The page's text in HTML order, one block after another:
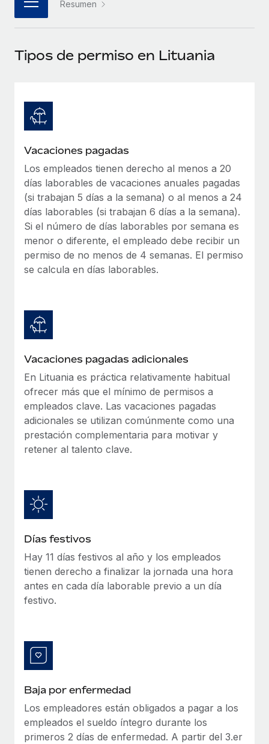
Conecta cualquier herramienta de IA con Remote
Optimiza los procesos con herramientas empresariales
SERVICIOS
Obtén ayuda de gente experta en RR. HH. globales
y cumplimiento normativo.
Comprobaciones de antecedentes
Simplifica los procesos de cribado de candidatos.
Cumplimiento normativo
Adelántate a los riesgos de cumplimiento
normativo.
en todo el mundo.
Abre entidades conforme a la legalidad enseguida.
Movilidad y reubicación
Reubica a los empleados con facilidad.
Prestaciones
Gestiona las prestaciones de los empleados sin
complicaciones.
Socios tecnológicos estratégicos
Integra la gestión de los RR. HH. globales en tu
Asociarse
Consultoría de integraciones y automatización con IA.
CASOS PRÁCTICOS
Información sobre salarios y talento
Obtén ayuda
Nómina global
EOR y PEO
Contractor Management
Impuestos
BLOG
Novedades de producto de Remote:
Integraciones con Gusto y Xero y Contractor
Management Plus
La misión de Remote sigue siendo ayudar a empresas de
todos los tamaños a contratar, gestionar y...
Más información
con Remote
Gestionar las nóminas internamente es complicado. Tardas
Más información
中文（简体）Resumen
Tipos de permiso en Lituania
Vacaciones pagadas
Los empleados tienen derecho al menos a 20
días laborables de vacaciones anuales pagadas
(si trabajan 5 días a la semana) o al menos a 24
días laborables (si trabajan 6 días a la semana).
Si el número de días laborables por semana es
menor o diferente, el empleado debe recibir un
permiso de no menos de 4 semanas. El permiso
se calcula en días laborables.
Vacaciones pagadas adicionales
En Lituania es práctica relativamente habitual
ofrecer más que el mínimo de permisos a
empleados clave. Las vacaciones pagadas
adicionales se utilizan comúnmente como una
prestación complementaria para motivar y
retener al talento clave.
Días festivos
Hay 11 días festivos al año y los empleados
tienen derecho a finalizar la jornada una hora
antes en cada día laborable previo a un día
festivo.
Baja por enfermedad
Los empleadores están obligados a pagar a los
empleados el sueldo íntegro durante los
primeros 2 días de enfermedad. A partir del 3.er